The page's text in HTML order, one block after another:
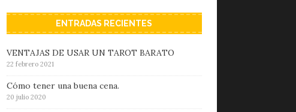
ENTRADAS RECIENTES
VENTAJAS DE USAR UN TAROT BARATO
22 febrero 2021
Cómo tener una buena cena.
20 julio 2020